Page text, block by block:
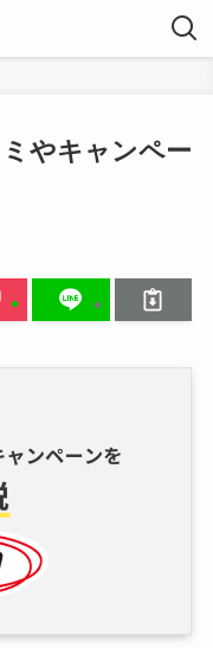
やキャンペー